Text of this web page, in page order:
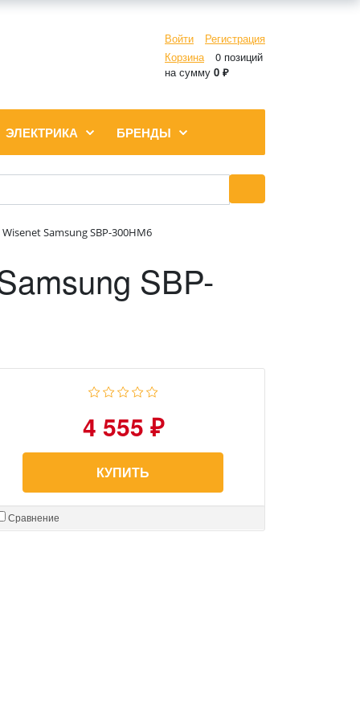
Войти
Регистрация
Корзина
0 позиций
на сумму 0 ₽
ЭЛЕКТРИКА БРЕНДЫ
Samsung SBP-300HM6
SBP-
4 555 ₽
КУПИТЬ
Сравнение